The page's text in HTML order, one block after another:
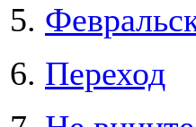
5.
6. Переход